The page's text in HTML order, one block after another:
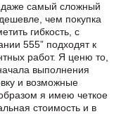
даже самый сложный
чем покупка
гибкость, с
555” подходят к
работ. Я ценю то,
выполнения
и возможные
я имею четкое
стоимость и в